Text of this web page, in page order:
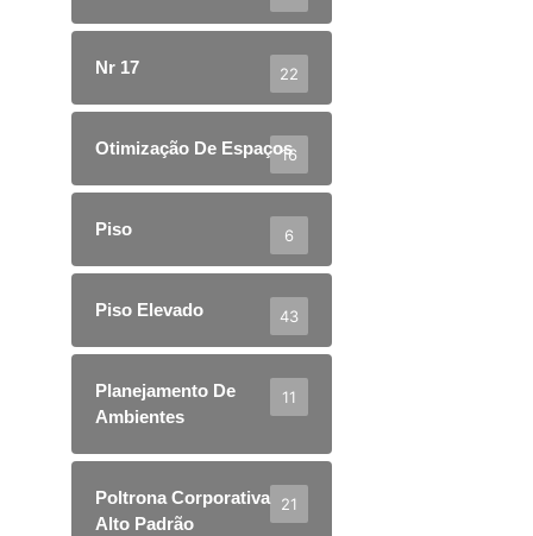
Nr 17 22
Otimização De Espaços
16
Piso 6
Piso Elevado 43
Planejamento De
Ambientes
11
Poltrona Corporativa
Alto Padrão
21